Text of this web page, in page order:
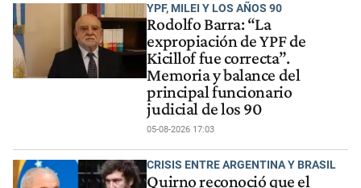
YPF, MILEI Y LOS AÑOS 90
Rodolfo Barra: “La
expropiación de YPF de
Kicillof fue correcta”.
Memoria y balance del
principal funcionario
judicial de los 90
05-08-2026 17:03
CRISIS ENTRE ARGENTINA Y BRASIL
Quirno reconoció que el